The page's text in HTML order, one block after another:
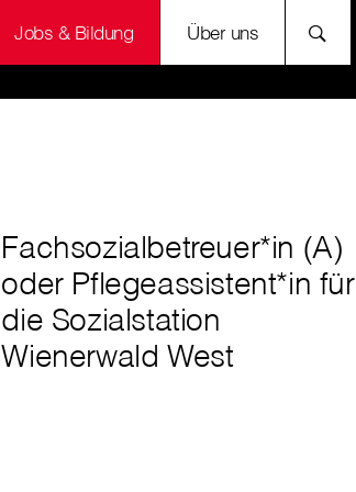
Jobs & Bildung Über uns
Fachsozialbetreuer*in (A)
oder Pflegeassistent*in für
die Sozialstation
Wienerwald West